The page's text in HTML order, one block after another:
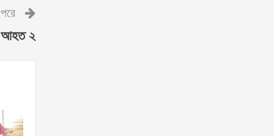
পরে
আহত ২